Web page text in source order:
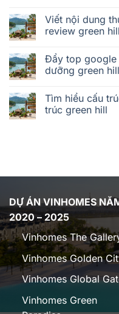
Viết nội dung
review green
Đẩy top google
dưỡng green hill
Tìm hiểu cấu
trúc green hill
DỰ ÁN VINHOMES
2020 – 2025
Vinhomes The
Vinhomes Golden
Vinhomes Global
Vinhomes Green